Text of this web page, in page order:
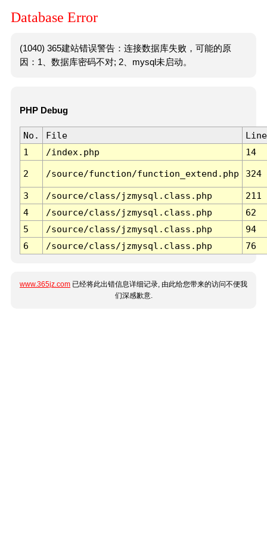
Database Error
(1040) 365建站错误警告：连接数据库失败，可能的原
因：1、数据库密码不对; 2、mysql未启动。
PHP Debug
No. File
Line
1
/index.php 14
2 /source/function/function_extend.php 324
3 /source/class/jzmysql.class.php
211
4
/source/class/jzmysql.class.php
62
5
/source/class/jzmysql.class.php
94
6
/source/class/jzmysql.class.php 76
www.365jz.com 已经将此出错信息详细记录, 由此给您带来的访问不便我
们深感歉意.